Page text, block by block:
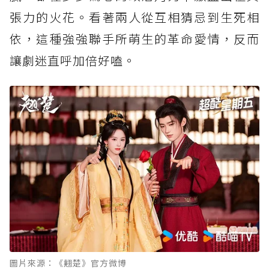
張力的火花。看著兩人從互相猜忌到生死相
依，這種強強聯手所萌生的革命愛情，反而
讓劇迷直呼加倍好嗑。
圖片來源：《翹楚》官方微博